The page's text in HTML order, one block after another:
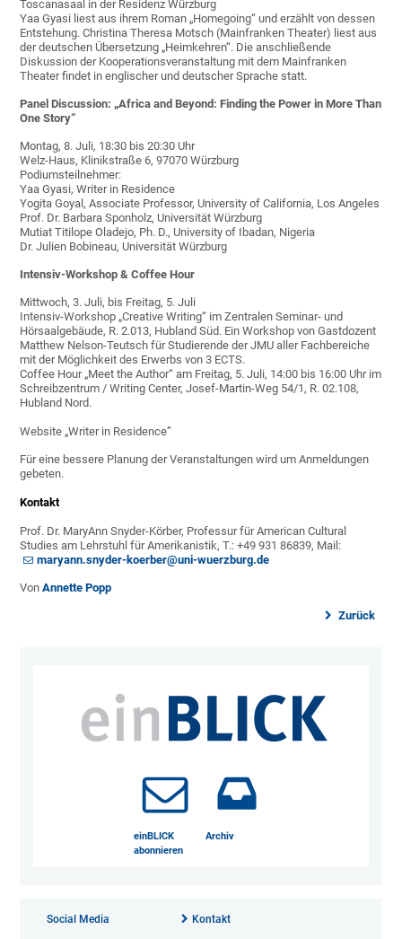
Toscanasaal in der Residenz Würzburg
Yaa Gyasi liest aus ihrem Roman „Homegoing“ und erzählt von dessen
Entstehung. Christina Theresa Motsch (Mainfranken Theater) liest aus
der deutschen Übersetzung „Heimkehren“. Die anschließende
Diskussion der Kooperationsveranstaltung mit dem Mainfranken
Theater findet in englischer und deutscher Sprache statt.
Panel Discussion: „Africa and Beyond: Finding the Power in More Than
One Story“
Montag, 8. Juli, 18:30 bis 20:30 Uhr
Welz-Haus, Klinikstraße 6, 97070 Würzburg
Podiumsteilnehmer:
Yaa Gyasi, Writer in Residence
Yogita Goyal, Associate Professor, University of California, Los Angeles
Prof. Dr. Barbara Sponholz, Universität Würzburg
Mutiat Titilope Oladejo, Ph. D., University of Ibadan, Nigeria
Dr. Julien Bobineau, Universität Würzburg
Intensiv-Workshop & Coffee Hour
Mittwoch, 3. Juli, bis Freitag, 5. Juli
Intensiv-Workshop „Creative Writing“ im Zentralen Seminar- und
Hörsaalgebäude, R. 2.013, Hubland Süd. Ein Workshop von Gastdozent
Matthew Nelson-Teutsch für Studierende der JMU aller Fachbereiche
mit der Möglichkeit des Erwerbs von 3 ECTS.
Coffee Hour „Meet the Author“ am Freitag, 5. Juli, 14:00 bis 16:00 Uhr im
Schreibzentrum / Writing Center, Josef-Martin-Weg 54/1, R. 02.108,
Hubland Nord.
Website „Writer in Residence”
Für eine bessere Planung der Veranstaltungen wird um Anmeldungen
gebeten.
Kontakt
Prof. Dr. MaryAnn Snyder-Körber, Professur für American Cultural
Studies am Lehrstuhl für Amerikanistik, T.: +49 931 86839, Mail:
maryann.snyder-koerber@uni-wuerzburg.de
VonAnnette Popp
Zurück
einBLICK
abonnieren
Archiv
Social Media Kontakt